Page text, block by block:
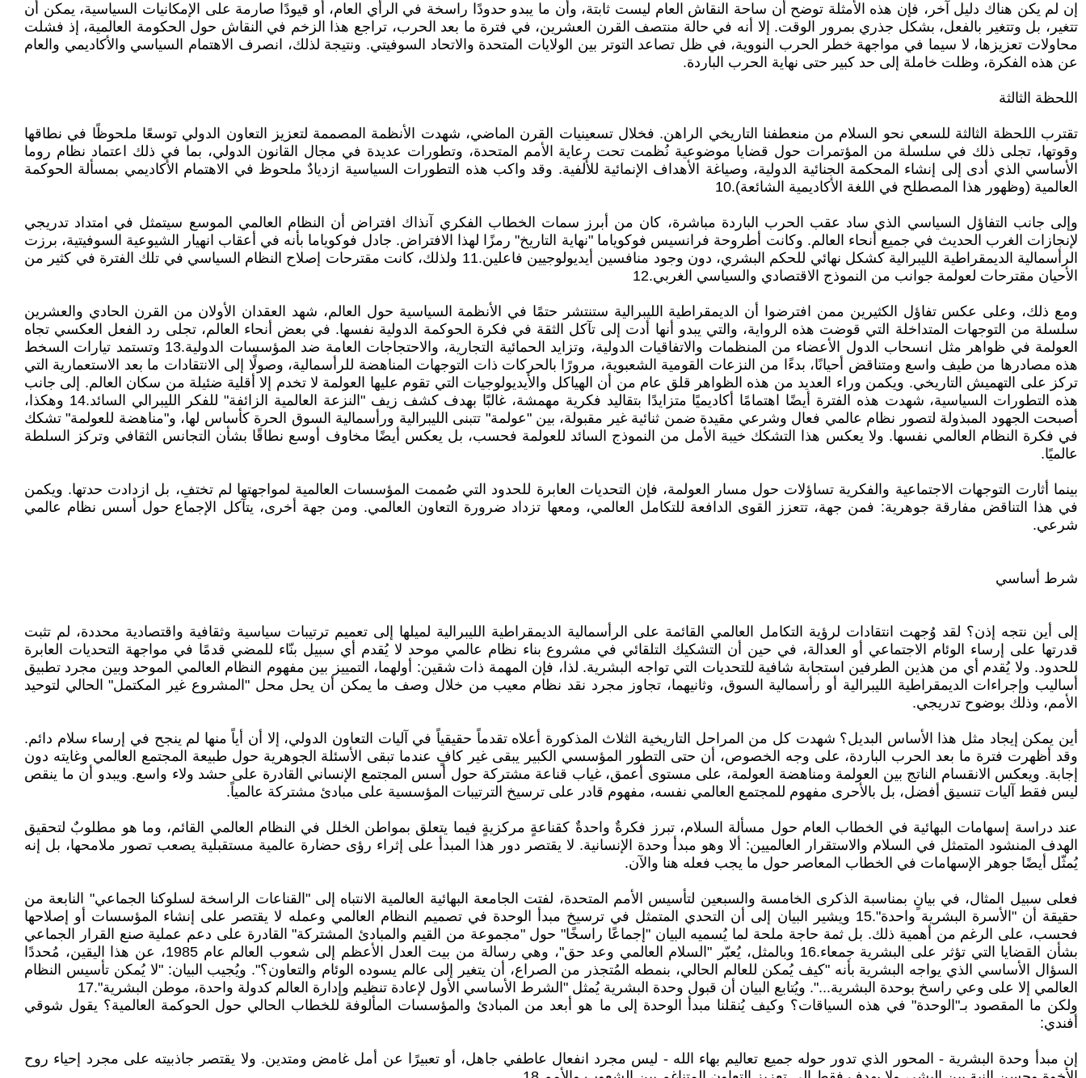
إن لم يكن هناك دليل آخر، فإن هذه الأمثلة توضح أن ساحة النقاش العام ليست ثابتة، وأن ما يبدو حدودًا راسخة في الرأي العام، أو قيودًا صارمة على الإمكانيات السياسية، يمكن أن
تتغير، بل وتتغير بالفعل، بشكل جذري بمرور الوقت. إلا أنه في حالة منتصف القرن العشرين، في فترة ما بعد الحرب، تراجع هذا الزخم في النقاش حول الحكومة العالمية، إذ فشلت
محاولات تعزيزها، لا سيما في مواجهة خطر الحرب النووية، في ظل تصاعد التوتر بين الولايات المتحدة والاتحاد السوفيتي. ونتيجة لذلك، انصرف الاهتمام السياسي والأكاديمي والعام
عن هذه الفكرة، وظلت خاملة إلى حد كبير حتى نهاية الحرب الباردة.
اللحظة الثالثة
تقترب اللحظة الثالثة للسعي نحو السلام من منعطفنا التاريخي الراهن. فخلال تسعينيات القرن الماضي، شهدت الأنظمة المصممة لتعزيز التعاون الدولي توسعًا ملحوظًا في نطاقها
وقوتها، تجلى ذلك في سلسلة من المؤتمرات حول قضايا موضوعية نُظمت تحت رعاية الأمم المتحدة، وتطورات عديدة في مجال القانون الدولي، بما في ذلك اعتماد نظام روما
الأساسي الذي أدى إلى إنشاء المحكمة الجنائية الدولية، وصياغة الأهداف الإنمائية للألفية. وقد واكب هذه التطورات السياسية ازديادٌ ملحوظ في الاهتمام الأكاديمي بمسألة الحوكمة
العالمية (وظهور هذا المصطلح في اللغة الأكاديمية الشائعة).10
وإلى جانب التفاؤل السياسي الذي ساد عقب الحرب الباردة مباشرة، كان من أبرز سمات الخطاب الفكري آنذاك افتراض أن النظام العالمي الموسع سيتمثل في امتداد تدريجي
لإنجازات الغرب الحديث في جميع أنحاء العالم. وكانت أطروحة فرانسيس فوكوياما "نهاية التاريخ" رمزًا لهذا الافتراض. جادل فوكوياما بأنه في أعقاب انهيار الشيوعية السوفيتية، برزت
الرأسمالية الديمقراطية الليبرالية كشكل نهائي للحكم البشري، دون وجود منافسين أيديولوجيين فاعلين.11 ولذلك، كانت مقترحات إصلاح النظام السياسي في تلك الفترة في كثير من
الأحيان مقترحات لعولمة جوانب من النموذج الاقتصادي والسياسي الغربي.12
ومع ذلك، وعلى عكس تفاؤل الكثيرين ممن افترضوا أن الديمقراطية الليبرالية ستنتشر حتمًا في الأنظمة السياسية حول العالم، شهد العقدان الأولان من القرن الحادي والعشرين
سلسلة من التوجهات المتداخلة التي قوضت هذه الرواية، والتي يبدو أنها أدت إلى تآكل الثقة في فكرة الحوكمة الدولية نفسها. في بعض أنحاء العالم، تجلى رد الفعل العكسي تجاه
العولمة في ظواهر مثل انسحاب الدول الأعضاء من المنظمات والاتفاقيات الدولية، وتزايد الحمائية التجارية، والاحتجاجات العامة ضد المؤسسات الدولية.13 وتستمد تيارات السخط
هذه مصادرها من طيف واسع ومتناقض أحيانًا، بدءًا من النزعات القومية الشعبوية، مرورًا بالحركات ذات التوجهات المناهضة للرأسمالية، وصولًا إلى الانتقادات ما بعد الاستعمارية التي
تركز على التهميش التاريخي. ويكمن وراء العديد من هذه الظواهر قلق عام من أن الهياكل والأيديولوجيات التي تقوم عليها العولمة لا تخدم إلا أقلية ضئيلة من سكان العالم. إلى جانب
هذه التطورات السياسية، شهدت هذه الفترة أيضًا اهتمامًا أكاديميًا متزايدًا بتقاليد فكرية مهمشة، غالبًا بهدف كشف زيف "النزعة العالمية الزائفة" للفكر الليبرالي السائد.14 وهكذا،
أصبحت الجهود المبذولة لتصور نظام عالمي فعال وشرعي مقيدة ضمن ثنائية غير مقبولة، بين "عولمة" تتبنى الليبرالية ورأسمالية السوق الحرة كأساس لها، و"مناهضة للعولمة" تشكك
في فكرة النظام العالمي نفسها. ولا يعكس هذا التشكك خيبة الأمل من النموذج السائد للعولمة فحسب، بل يعكس أيضًا مخاوف أوسع نطاقًا بشأن التجانس الثقافي وتركز السلطة
عالميًا.
بينما أثارت التوجهات الاجتماعية والفكرية تساؤلات حول مسار العولمة، فإن التحديات العابرة للحدود التي صُممت المؤسسات العالمية لمواجهتها لم تختفِ، بل ازدادت حدتها. ويكمن
في هذا التناقض مفارقة جوهرية: فمن جهة، تتعزز القوى الدافعة للتكامل العالمي، ومعها تزداد ضرورة التعاون العالمي. ومن جهة أخرى، يتآكل الإجماع حول أسس نظام عالمي
شرعي.
شرط أساسي
إلى أين نتجه إذن؟ لقد وُجهت انتقادات لرؤية التكامل العالمي القائمة على الرأسمالية الديمقراطية الليبرالية لميلها إلى تعميم ترتيبات سياسية وثقافية واقتصادية محددة، لم تثبت
قدرتها على إرساء الوئام الاجتماعي أو العدالة، في حين أن التشكيك التلقائي في مشروع بناء نظام عالمي موحد لا يُقدم أي سبيل بنّاء للمضي قدمًا في مواجهة التحديات العابرة
للحدود. ولا يُقدم أي من هذين الطرفين استجابة شافية للتحديات التي تواجه البشرية. لذا، فإن المهمة ذات شقين: أولهما، التمييز بين مفهوم النظام العالمي الموحد وبين مجرد تطبيق
أساليب وإجراءات الديمقراطية الليبرالية أو رأسمالية السوق، وثانيهما، تجاوز مجرد نقد نظام معيب من خلال وصف ما يمكن أن يحل محل "المشروع غير المكتمل" الحالي لتوحيد
الأمم، وذلك بوضوح تدريجي.
أين يمكن إيجاد مثل هذا الأساس البديل؟ شهدت كل من المراحل التاريخية الثلاث المذكورة أعلاه تقدماً حقيقياً في آليات التعاون الدولي، إلا أن أياً منها لم ينجح في إرساء سلام دائم.
وقد أظهرت فترة ما بعد الحرب الباردة، على وجه الخصوص، أن حتى التطور المؤسسي الكبير يبقى غير كافٍ عندما تبقى الأسئلة الجوهرية حول طبيعة المجتمع العالمي وغايته دون
إجابة. ويعكس الانقسام الناتج بين العولمة ومناهضة العولمة، على مستوى أعمق، غياب قناعة مشتركة حول أسس المجتمع الإنساني القادرة على حشد ولاء واسع. ويبدو أن ما ينقص
ليس فقط آليات تنسيق أفضل، بل بالأحرى مفهوم للمجتمع العالمي نفسه، مفهوم قادر على ترسيخ الترتيبات المؤسسية على مبادئ مشتركة عالمياً.
عند دراسة إسهامات البهائية في الخطاب العام حول مسألة السلام، تبرز فكرةٌ واحدةٌ كقناعةٍ مركزيةٍ فيما يتعلق بمواطن الخلل في النظام العالمي القائم، وما هو مطلوبٌ لتحقيق
الهدف المنشود المتمثل في السلام والاستقرار العالميين: ألا وهو مبدأ وحدة الإنسانية. لا يقتصر دور هذا المبدأ على إثراء رؤى حضارة عالمية مستقبلية يصعب تصور ملامحها، بل إنه
يُمثّل أيضًا جوهر الإسهامات في الخطاب المعاصر حول ما يجب فعله هنا والآن.
فعلى سبيل المثال، في بيانٍ بمناسبة الذكرى الخامسة والسبعين لتأسيس الأمم المتحدة، لفتت الجامعة البهائية العالمية الانتباه إلى "القناعات الراسخة لسلوكنا الجماعي" النابعة من
حقيقة أن "الأسرة البشرية واحدة".15 ويشير البيان إلى أن التحدي المتمثل في ترسيخ مبدأ الوحدة في تصميم النظام العالمي وعمله لا يقتصر على إنشاء المؤسسات أو إصلاحها
فحسب، على الرغم من أهمية ذلك. بل ثمة حاجة ملحة لما يُسميه البيان "إجماعًا راسخًا" حول "مجموعة من القيم والمبادئ المشتركة" القادرة على دعم عملية صنع القرار الجماعي
بشأن القضايا التي تؤثر على البشرية جمعاء.16 وبالمثل، يُعبّر "السلام العالمي وعد حق"، وهي رسالة من بيت العدل الأعظم إلى شعوب العالم عام 1985، عن هذا اليقين، مُحددًا
السؤال الأساسي الذي يواجه البشرية بأنه "كيف يُمكن للعالم الحالي، بنمطه المُتجذر من الصراع، أن يتغير إلى عالم يسوده الوئام والتعاون؟". ويُجيب البيان: "لا يُمكن تأسيس النظام
العالمي إلا على وعي راسخ بوحدة البشرية...". ويُتابع البيان أن قبول وحدة البشرية يُمثل "الشرط الأساسي الأول لإعادة تنظيم وإدارة العالم كدولة واحدة، موطن البشرية".17
ولكن ما المقصود بـ"الوحدة" في هذه السياقات؟ وكيف يُنقلنا مبدأ الوحدة إلى ما هو أبعد من المبادئ والمؤسسات المألوفة للخطاب الحالي حول الحوكمة العالمية؟ يقول شوقي
أفندي:
إن مبدأ وحدة البشرية - المحور الذي تدور حوله جميع تعاليم بهاء الله - ليس مجرد انفعال عاطفي جاهل، أو تعبيرًا عن أمل غامض ومتدين. ولا يقتصر جاذبيته على مجرد إحياء روح